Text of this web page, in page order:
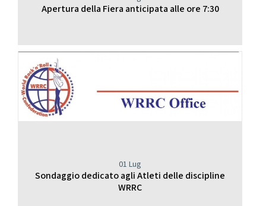
Apertura della Fiera anticipata alle ore 7:30
01 Lug
Sondaggio dedicato agli Atleti delle discipline
WRRC